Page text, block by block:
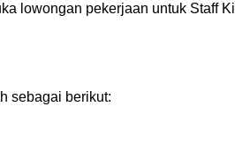
lowongan pekerjaan untuk Staff
sebagai berikut: